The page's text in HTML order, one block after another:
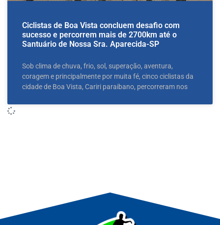
Ciclistas de Boa Vista concluem desafio com
sucesso e percorrem mais de 2700km até o
Santuário de Nossa Sra. Aparecida-SP
Sob clima de chuva, frio, sol, superação, aventura,
coragem e principalmente por muita fé, cinco ciclistas da
cidade de Boa Vista, Cariri paraibano, percorreram nos